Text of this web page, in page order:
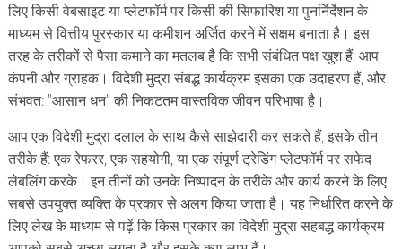
लिए किसी वेबसाइट या प्लेटफॉर्म पर किसी की सिफारिश या पुनर्निर्देशन के
माध्यम से वित्तीय पुरस्कार या कमीशन अर्जित करने में सक्षम बनाता है। इस
तरह के तरीकों से पैसा कमाने का मतलब है कि सभी संबंधित पक्ष खुश हैं: आप,
कंपनी और ग्राहक। विदेशी मुद्रा संबद्ध कार्यक्रम इसका एक उदाहरण हैं, और
संभवत: "आसान धन" की निकटतम वास्तविक जीवन परिभाषा है।
आप एक विदेशी मुद्रा दलाल के साथ कैसे साझेदारी कर सकते हैं, इसके तीन
तरीके हैं: एक रेफरर, एक सहयोगी, या एक संपूर्ण ट्रेडिंग प्लेटफॉर्म पर सफेद
लेबलिंग करके। इन तीनों को उनके निष्पादन के तरीके और कार्य करने के लिए
सबसे उपयुक्त व्यक्ति के प्रकार से अलग किया जाता है। यह निर्धारित करने के
लिए लेख के माध्यम से पढ़ें कि किस प्रकार का विदेशी मुद्रा सहबद्ध कार्यक्रम